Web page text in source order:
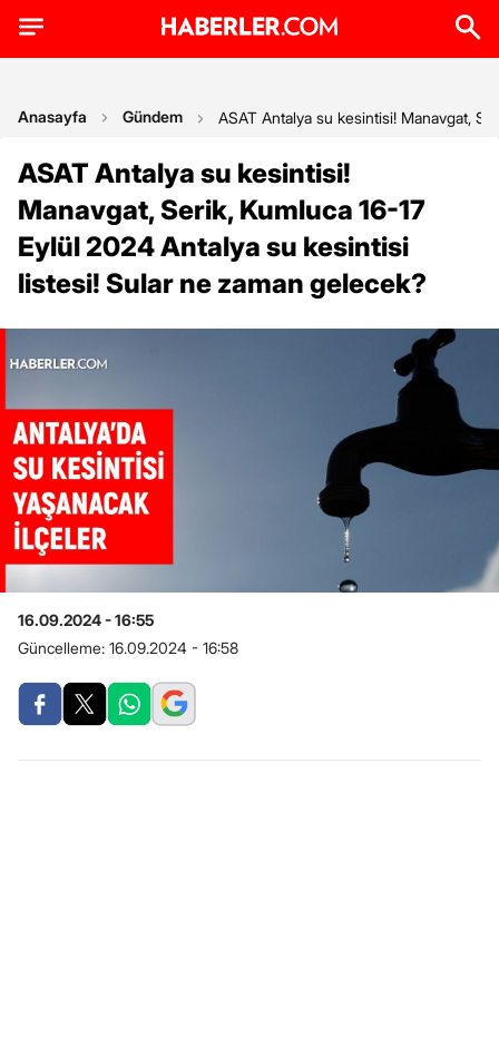
Anasayfa Gündem ASAT Antalya su kesintisi! Manavgat,
ASAT Antalya su kesintisi!
Manavgat, Serik, Kumluca 16-17
Eylül 2024 Antalya su kesintisi
listesi! Sular ne zaman gelecek?
16.09.2024 - 16:55
Güncelleme: 16.09.2024 - 16:58